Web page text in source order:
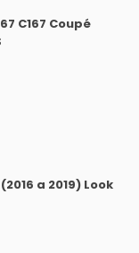
C167 Coupé
a 2019) Look